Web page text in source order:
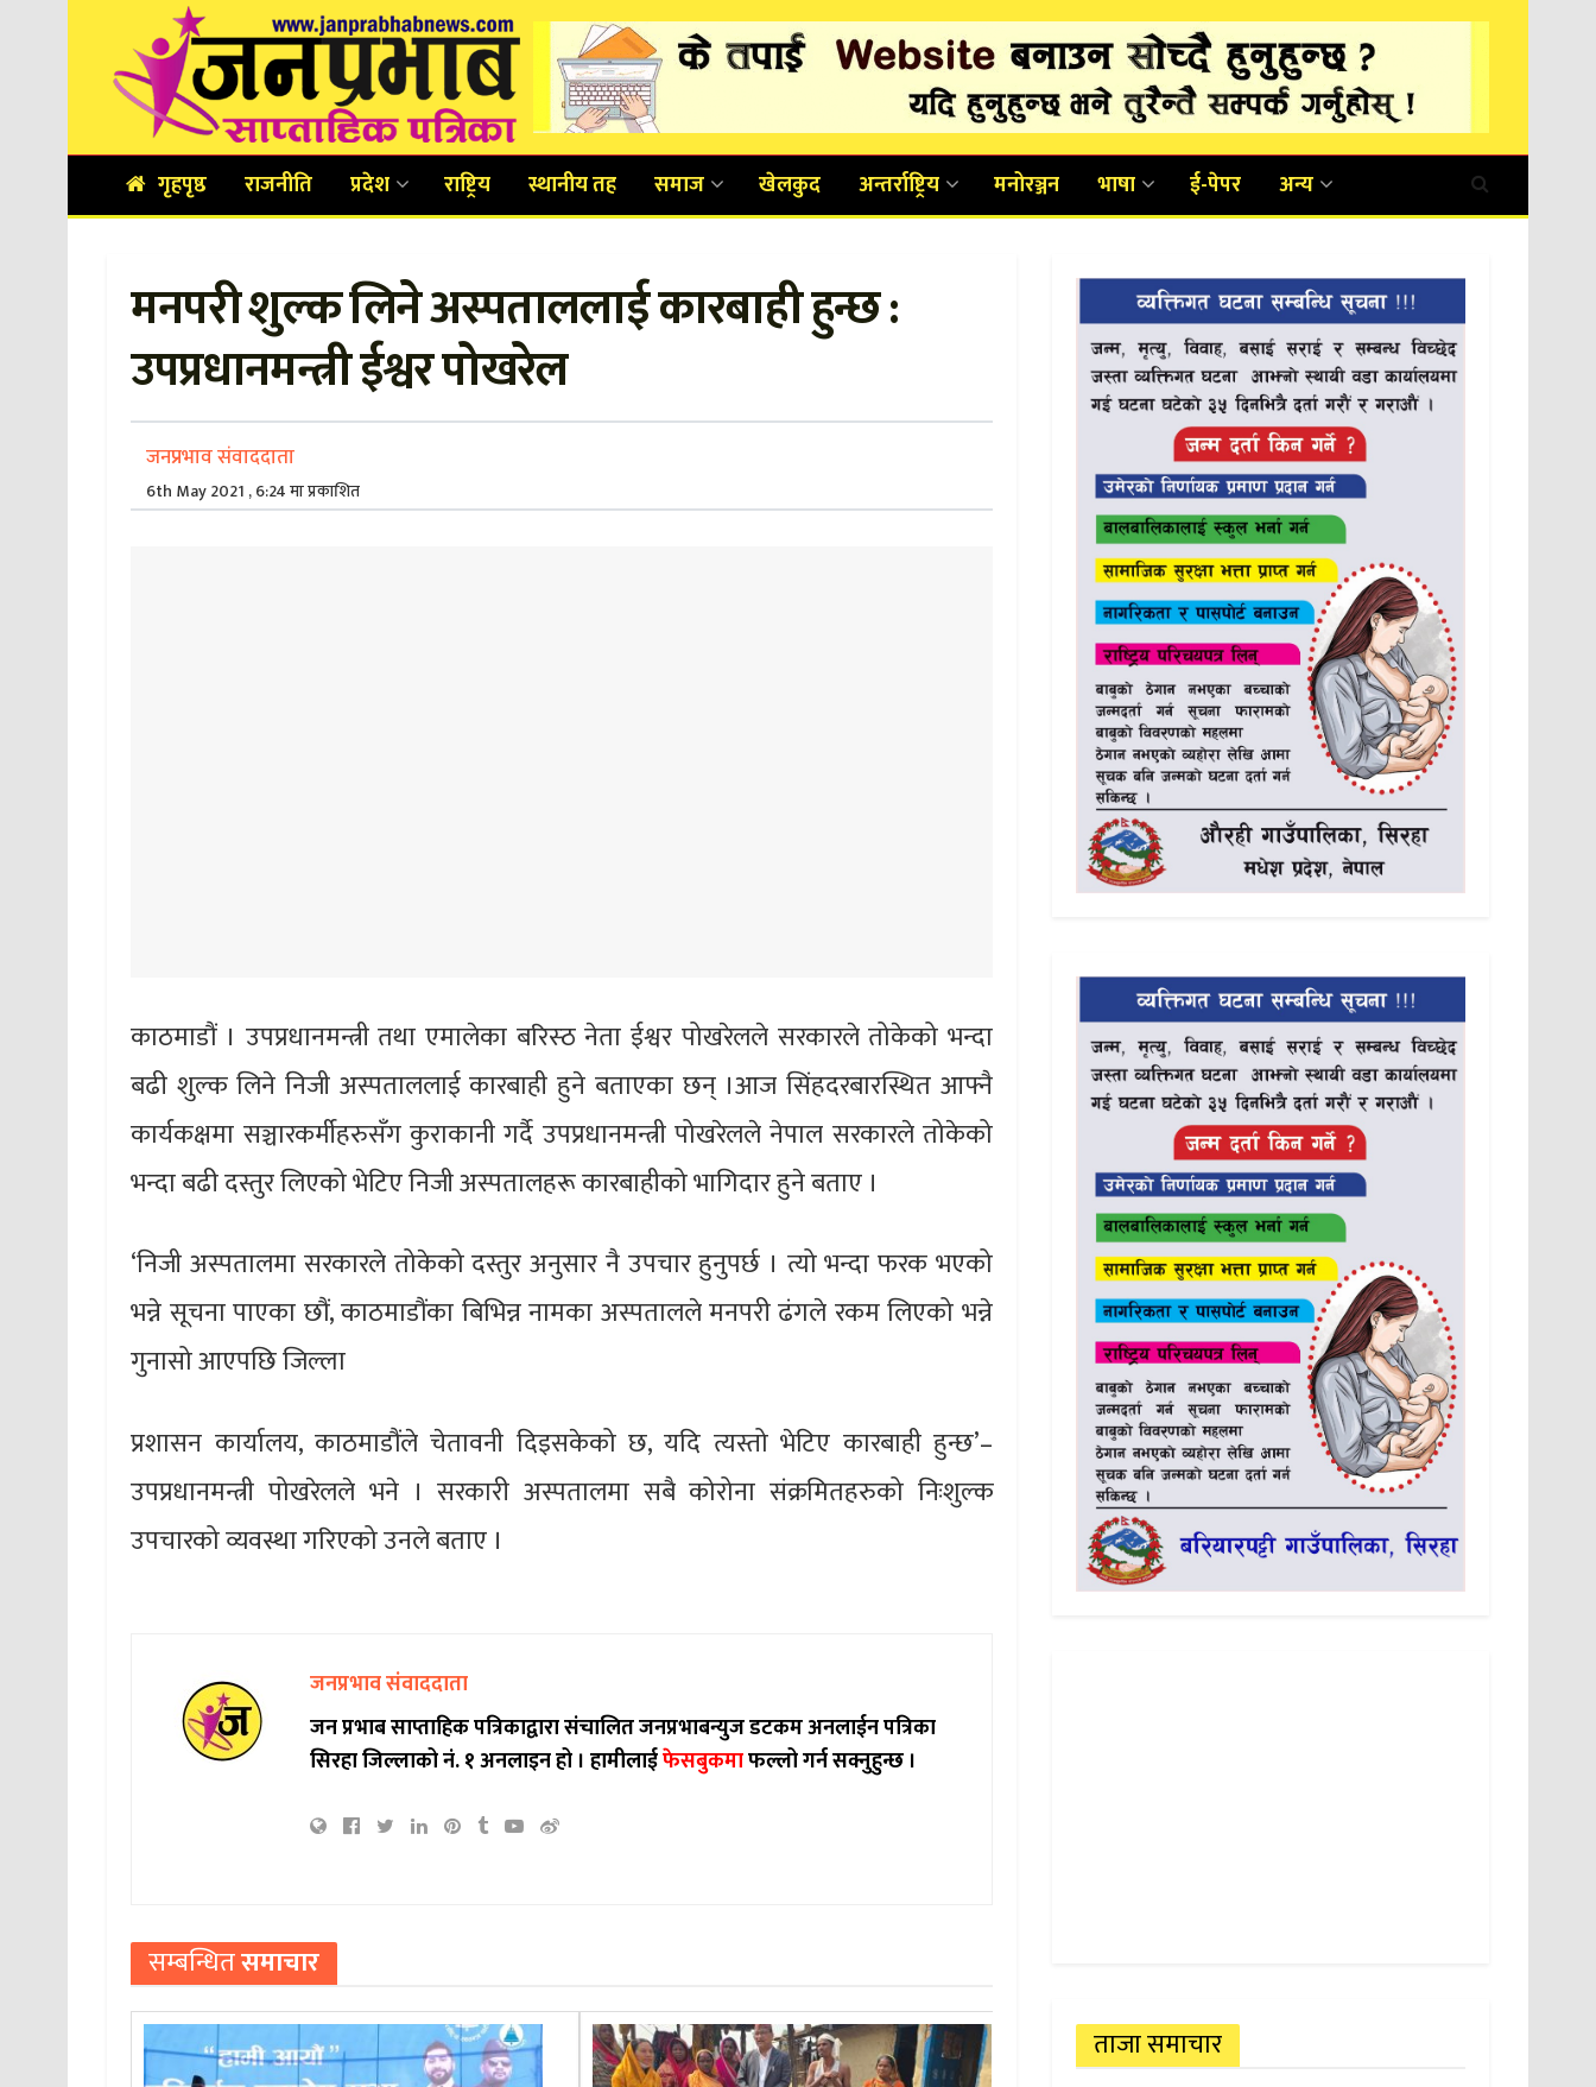
गृहपृष्ठ राजनीति प्रदेश राष्ट्रिय स्थानीय तह समाज खेलकुद अन्तर्राष्ट्रिय मनोरञ्जन भाषा ई-पेपर अन्य
मनपरी शुल्क लिने अस्पताललाई कारबाही हुन्छ :
उपप्रधानमन्त्री ईश्वर पोखरेल
जनप्रभाव संवाददाता
6th May 2021 , 6:24 मा प्रकाशित
काठमाडौं । उपप्रधानमन्त्री तथा एमालेका बरिस्ठ नेता ईश्वर पोखरेलले सरकारले तोकेको भन्दा
बढी शुल्क लिने निजी अस्पताललाई कारबाही हुने बताएका छन् ।आज सिंहदरबारस्थित आफ्नै
कार्यकक्षमा सञ्चारकर्मीहरुसँग कुराकानी गर्दै उपप्रधानमन्त्री पोखरेलले नेपाल सरकारले तोकेको
भन्दा बढी दस्तुर लिएको भेटिए निजी अस्पतालहरू कारबाहीको भागिदार हुने बताए ।
‘निजी अस्पतालमा सरकारले तोकेको दस्तुर अनुसार नै उपचार हुनुपर्छ । त्यो भन्दा फरक भएको
भन्ने सूचना पाएका छौं, काठमाडौंका बिभिन्न नामका अस्पतालले मनपरी ढंगले रकम लिएको भन्ने
गुनासो आएपछि जिल्ला
प्रशासन कार्यालय, काठमाडौंले चेतावनी दिइसकेको छ, यदि त्यस्तो भेटिए कारबाही हुन्छ’–
उपप्रधानमन्त्री पोखरेलले भने । सरकारी अस्पतालमा सबै कोरोना संक्रमितहरुको निःशुल्क
उपचारको व्यवस्था गरिएको उनले बताए ।
जनप्रभाव संवाददाता
जन प्रभाब साप्ताहिक पत्रिकाद्वारा संचालित जनप्रभाबन्युज डटकम अनलाईन पत्रिका
सिरहा जिल्लाको नं. १ अनलाइन हो ।हामीलाईफेसबुकमाफल्लो गर्न सक्नुहुन्छ ।
सम्बन्धितसमाचार
ताजा समाचार